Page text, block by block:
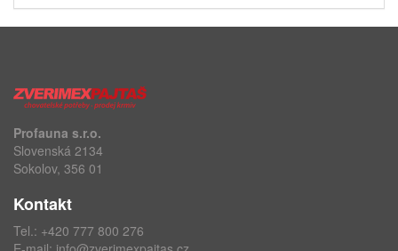
Profauna s.r.o.
Slovenská 2134
Sokolov, 356 01
Kontakt
Tel.: +420 777 800 276